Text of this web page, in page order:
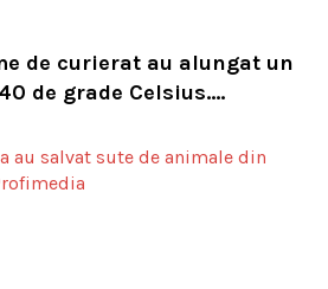
de curierat au alungat un
de grade Celsius.